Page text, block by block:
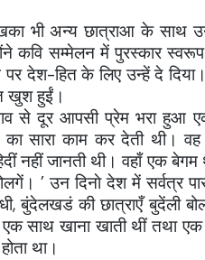
भी अन्य छात्राआ के साथ
सम्मेलन में पुरस्कार स्वरूप
पर देश-हित के लिए उन्हें दे
खुश हुईं।
से दूर आपसी प्रेम भरा हुआ
सारा काम कर देती थी। वह
नहीं जानती थी। वहाँ एक बेगम
’ उन दिनाे देश में सर्वत्र
बुंदेलखडं की छात्राएँ बुदेंली
साथ खाना खाती थीं तथा एक
था।